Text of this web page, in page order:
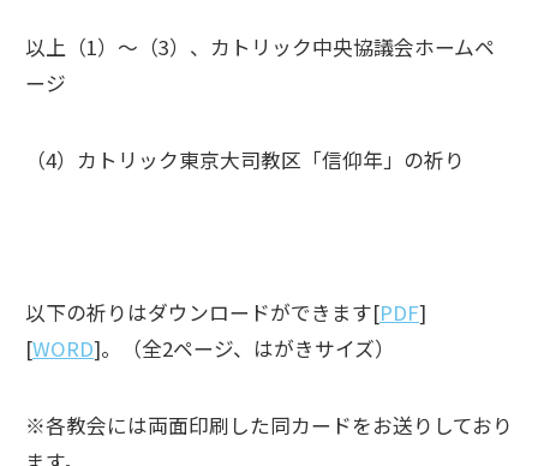
以上（1）～（3）、カトリック中央協議会ホームペ
ージ
（4）カトリック東京大司教区「信仰年」の祈り
以下の祈りはダウンロードができます[PDF]
[WORD]。（全2ページ、はがきサイズ）
※各教会には両面印刷した同カードをお送りしており